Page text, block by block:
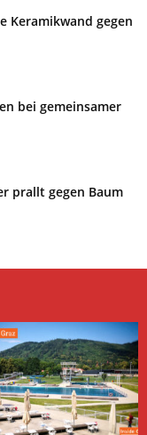
Keramikwand gegen
bei gemeinsamer
prallt gegen Baum